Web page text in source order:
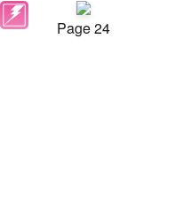
Page 24